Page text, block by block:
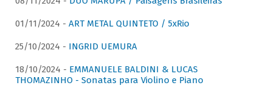
01/11/2024 - ART METAL QUINTETO / 5xRio
25/10/2024 - INGRID UEMURA
18/10/2024 - EMMANUELE BALDINI & LUCAS
THOMAZINHO - Sonatas para Violino e Piano